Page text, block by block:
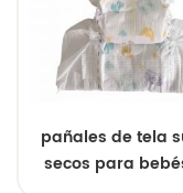
pañales de tela
secos para